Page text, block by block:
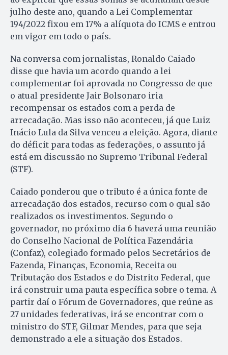
julho deste ano, quando a Lei Complementar
194/2022 fixou em 17% a alíquota do ICMS e entrou
em vigor em todo o país.
Na conversa com jornalistas, Ronaldo Caiado
disse que havia um acordo quando a lei
complementar foi aprovada no Congresso de que
o atual presidente Jair Bolsonaro iria
recompensar os estados com a perda de
arrecadação. Mas isso não aconteceu, já que Luiz
Inácio Lula da Silva venceu a eleição. Agora, diante
do déficit para todas as federações, o assunto já
está em discussão no Supremo Tribunal Federal
(STF).
Caiado ponderou que o tributo é a única fonte de
arrecadação dos estados, recurso com o qual são
realizados os investimentos. Segundo o
governador, no próximo dia 6 haverá uma reunião
do Conselho Nacional de Política Fazendária
(Confaz), colegiado formado pelos Secretários de
Fazenda, Finanças, Economia, Receita ou
Tributação dos Estados e do Distrito Federal, que
irá construir uma pauta específica sobre o tema. A
partir daí o Fórum de Governadores, que reúne as
27 unidades federativas, irá se encontrar com o
ministro do STF, Gilmar Mendes, para que seja
demonstrado a ele a situação dos Estados.